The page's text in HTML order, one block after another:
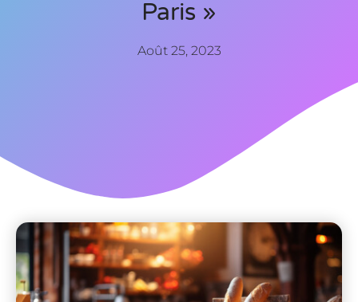
Paris »
Août 25, 2023